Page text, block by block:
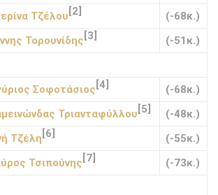
Τζέλου [2]
(-68κ.)
Τορουνίδης [3]
(-51κ.)
Σοφοτάσιος [4]
(-68κ.)
Τριανταφύλλου [5]
(-48κ.)
Τζέλη [6]
(-55κ.)
Τσιπούνης [7]
(-73κ.)